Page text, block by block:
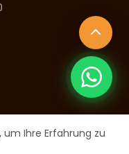
Ihre Erfahrung zu